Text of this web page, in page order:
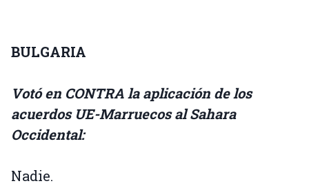
BULGARIA
Votó en CONTRA la aplicación de los
acuerdos UE-Marruecos al Sahara
Occidental:
Nadie.